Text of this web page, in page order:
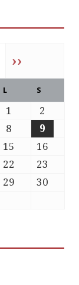
››
L S
1
2
8
9
15
16
22
23
29
30